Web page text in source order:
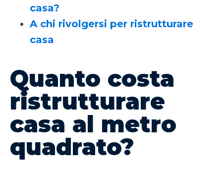
casa?
A chi rivolgersi per ristrutturare
casa
Quanto costa
ristrutturare
casa al metro
quadrato?